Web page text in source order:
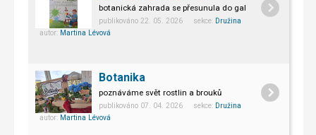
botanická zahrada se přesunula do galerii M+M
publikováno 22. 05. 2026 sekce: Družina
autor: Martina Lévová
Botanika
poznáváme svět rostlin a brouků
publikováno 07. 04. 2026 sekce: Družina
autor: Martina Lévová